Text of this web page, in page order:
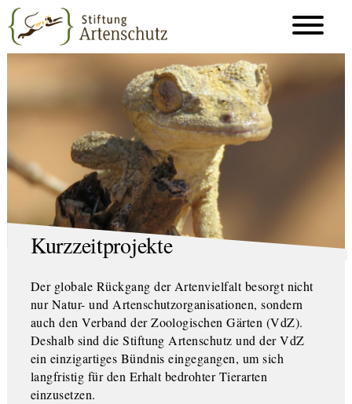
Kurzzeitprojekte
Der globale Rückgang der Artenvielfalt besorgt nicht
nur Natur- und Artenschutzorganisationen, sondern
auch den Verband der Zoologischen Gärten (VdZ).
Deshalb sind die Stiftung Artenschutz und der VdZ
ein einzigartiges Bündnis eingegangen, um sich
langfristig für den Erhalt bedrohter Tierarten
einzusetzen.